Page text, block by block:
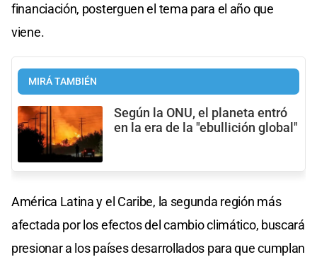
financiación, posterguen el tema para el año que
viene.
MIRÁ TAMBIÉN
Según la ONU, el planeta entró
en la era de la "ebullición global"
América Latina y el Caribe, la segunda región más
afectada por los efectos del cambio climático, buscará
presionar a los países desarrollados para que cumplan